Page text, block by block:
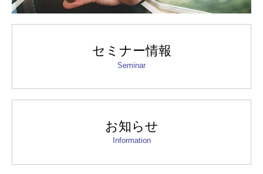
セミナー情報
Seminar
お知らせ
Information